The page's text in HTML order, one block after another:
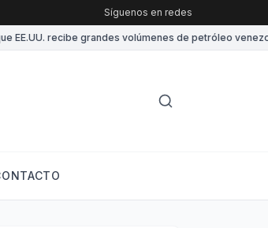
Síguenos en redes
EE.UU. recibe grandes volúmenes de petróleo